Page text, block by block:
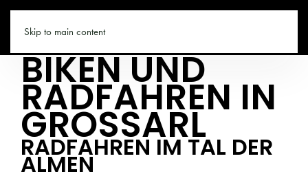
Skip to main content
GROSSARLTAL.CO
BIKEN UND
RADFAHREN IN
GROSSARL
RADFAHREN IM TAL DER
ALMEN